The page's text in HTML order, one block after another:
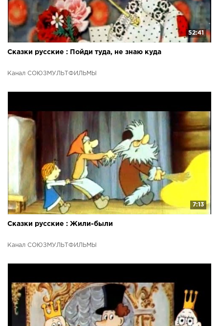
52:41
Сказки русские : Пойди туда, не знаю куда
Канал СОЮЗМУЛЬТФИЛЬМЫ
7:13
Сказки русские : Жили-были
Канал СОЮЗМУЛЬТФИЛЬМЫ